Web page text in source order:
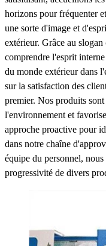
horizons pour fréquenter
une sorte d'image et
extérieur. Grâce au
comprendre l'esprit
du monde extérieur dans
sur la satisfaction des
premier. Nos produits
l'environnement et
approche proactive pour
dans notre chaîne
équipe du personnel,
progressivité de divers